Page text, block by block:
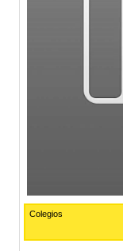
Colegios